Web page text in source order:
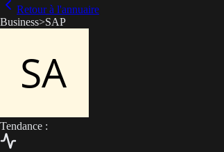
Retour à l'annuaire
Business>SAP
Tendance :